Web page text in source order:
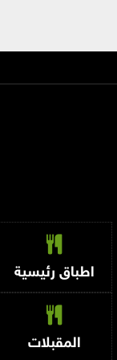
اطباق رئيسية
المقبلات